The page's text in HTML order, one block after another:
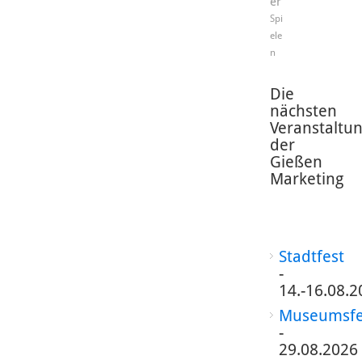
Spi
ele
n
Die
nächsten
der
Gießen
Marketing
Stadtfest
-
14.-
-
29.08.2026